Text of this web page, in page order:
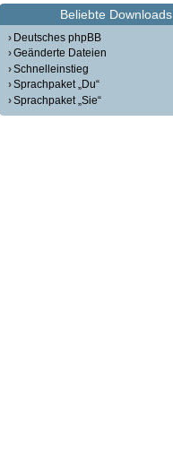
Beliebte Downloads
Deutsches phpBB
Geänderte Dateien
Schnelleinstieg
Sprachpaket „Du“
Sprachpaket „Sie“